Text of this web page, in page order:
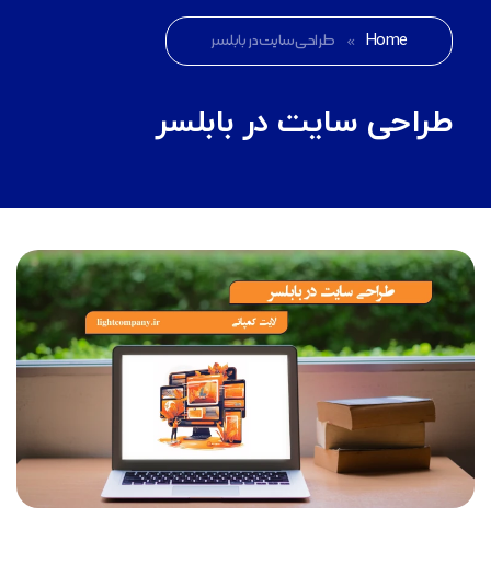
Home
» طراحی سایت در بابلسر
طراحی سایت در بابلسر